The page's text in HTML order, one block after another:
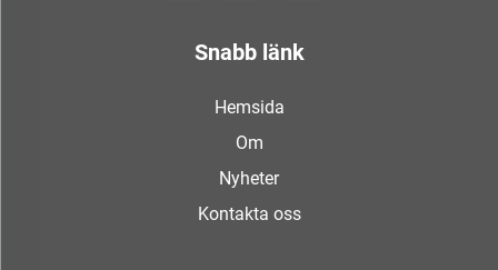
Snabb länk
Hemsida
Om
Nyheter
Kontakta oss